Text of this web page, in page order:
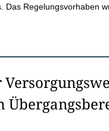
Das Regelungsvorhaben